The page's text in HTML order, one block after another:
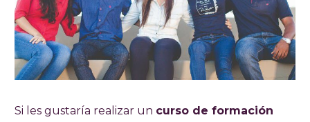
Si les gustaría realizar un curso de formación